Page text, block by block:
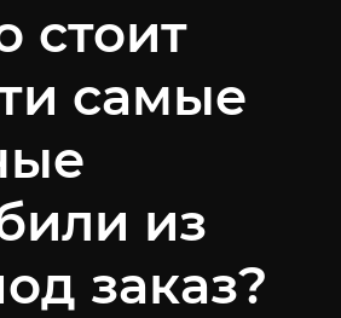
стоит
самые
из
заказ?